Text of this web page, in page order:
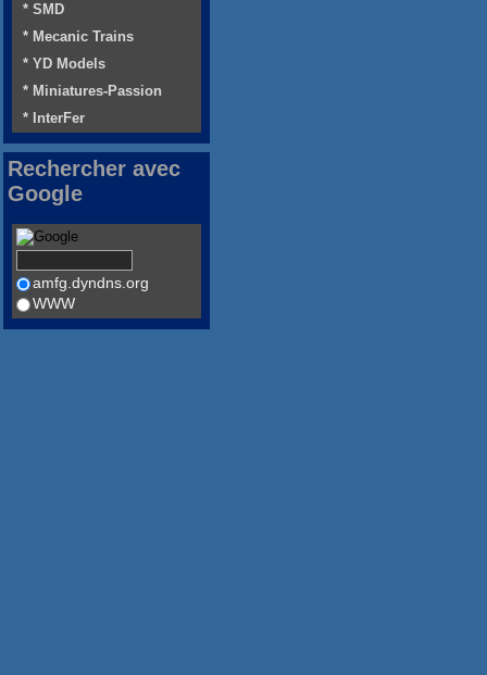
* SMD
* Mecanic Trains
* YD Models
* Miniatures-Passion
* InterFer
Rechercher avec
Google
amfg.dyndns.org
WWW